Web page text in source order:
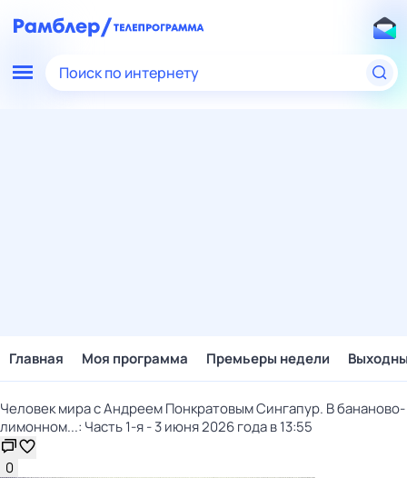
Поиск по интернету
Главная Моя программа Премьеры недели
Человек мира с Андреем Понкратовым Сингапур. В бананово-
лимонном...: Часть 1-я - 3 июня 2026 года в 13:55
0